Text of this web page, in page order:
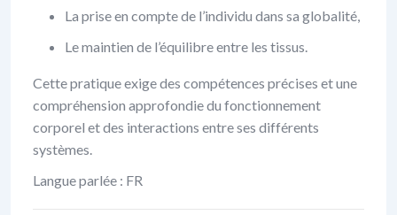
La prise en compte de l’individu dans sa globalité,
Le maintien de l’équilibre entre les tissus.
Cette pratique exige des compétences précises et une
compréhension approfondie du fonctionnement
corporel et des interactions entre ses différents
systèmes.
Langue parlée : FR